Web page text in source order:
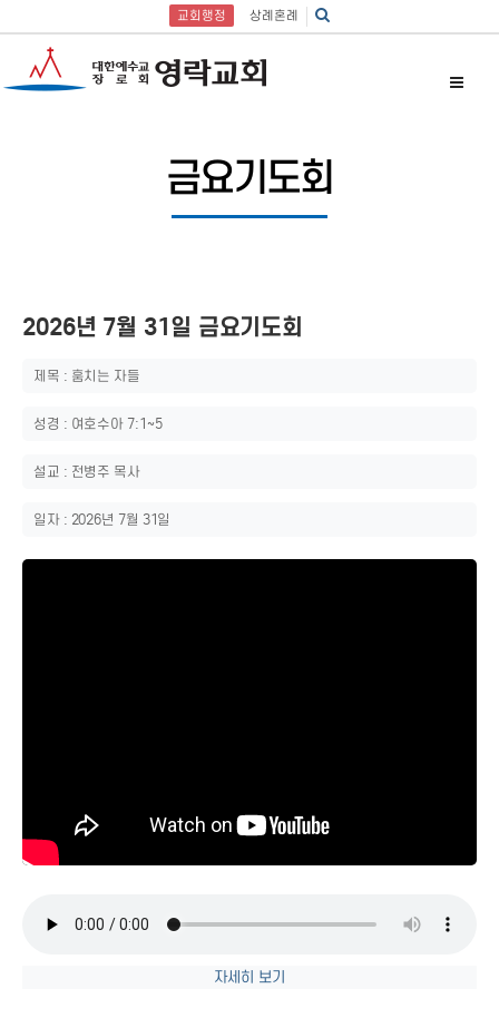
교회행정 상례혼례
금요기도회
2026년 7월 31일 금요기도회
제목 : 훔치는 자들
성경 : 여호수아 7:1~5
설교 : 전병주 목사
일자 : 2026년 7월 31일
자세히 보기